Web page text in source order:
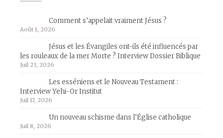
Comment s’appelait vraiment Jésus ?
Août 1, 2026
Jésus et les Évangiles ont-ils été influencés par
les rouleaux de la mer Morte ? Interview Dossier Biblique
Juil 23, 2026
Les esséniens et le Nouveau Testament :
Interview Yehi-Or Institut
Juil 17, 2026
Un nouveau schisme dans l’Église catholique
Juil 8, 2026